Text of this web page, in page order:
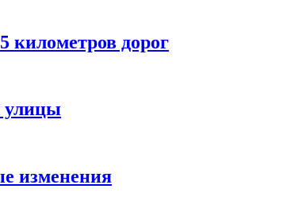
километров дорог
улицы
изменения